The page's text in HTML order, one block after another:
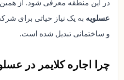
در این منطقه معرفی شود. از
عسلویه به یک نیاز حیاتی برای
و ساختمانی تبدیل شده است.
چرا اجاره کلایمر در